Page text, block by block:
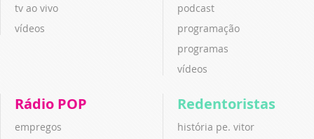
tv ao vivo
vídeos
podcast
programação
programas
vídeos
Rádio POP
empregos
Redentoristas
história pe. vitor